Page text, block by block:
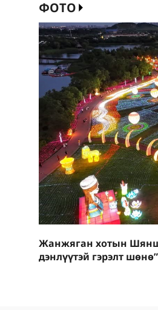
ФОТО
Жанжяган хотын
дэнлүүтэй гэрэлт